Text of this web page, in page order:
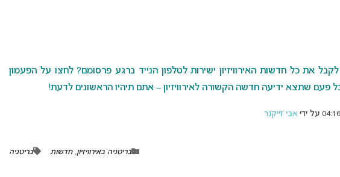
את כל חדשות האירוויזיון ישירות לטלפון הנייד ברגע פרסומם? לחצו על הפעמון
פעם שתצא ידיעה חדשה הקשורה לאירוויזיון – אתם תיהיו הראשונים לדעת!
אבי זייקנר
בריטניה באירוויזיון,חדשות בריטניה